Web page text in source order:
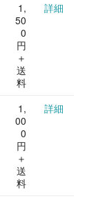
1,
50
0
円
＋
送
料
詳細
1,
00
0
円
＋
送
料
詳細